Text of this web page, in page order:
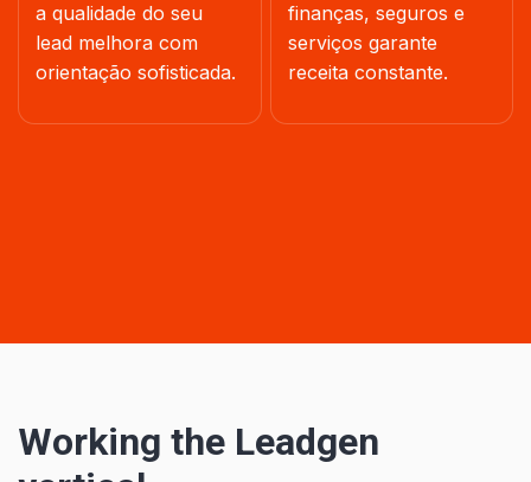
a qualidade do seu
lead melhora com
orientação sofisticada.
finanças, seguros e
serviços garante
receita constante.
Working the Leadgen